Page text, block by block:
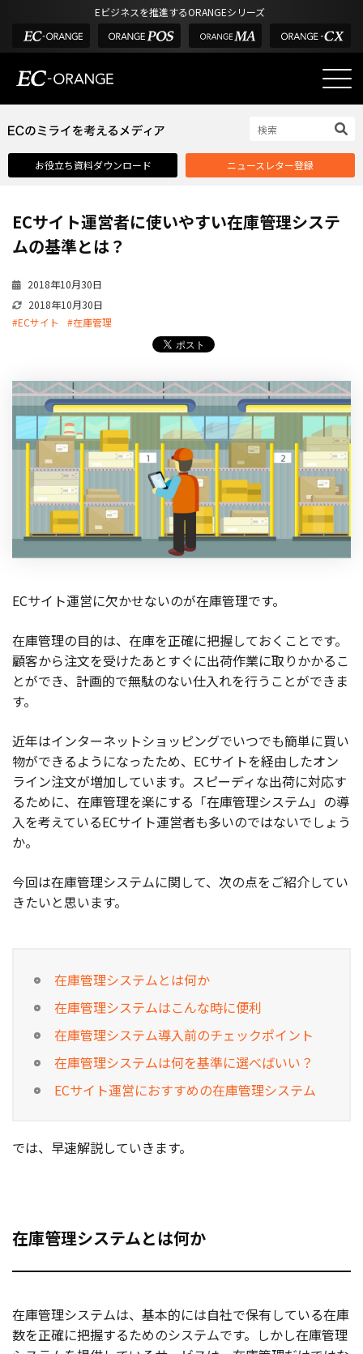
Eビジネスを推進するORANGEシリーズ
選ばれる理由
課題解決例
機能一覧
外部サービス連携
インフラ環境・サポート
特長
ショッピングモール型 EC
マルチテナント、マルチブランドなど
通販受注対応
ECと通販の連動を可能に
EC運用支援
継続的に結果を出し続けるECサイトへ
ライセンス契約
内製化支援
補助金活用支援
お役立ち記事
03-6432-0346
お役立ち資料ダウンロード ニュースレター登録
ECサイト運営者に使いやすい在庫管理システ
ムの基準とは？
2018年10月30日
2018年10月30日
#ECサイト
#在庫管理
ECサイト運営に欠かせないのが在庫管理です。
在庫管理の目的は、在庫を正確に把握しておくことです。
顧客から注文を受けたあとすぐに出荷作業に取りかかるこ
とができ、計画的で無駄のない仕入れを行うことができま
す。
近年はインターネットショッピングでいつでも簡単に買い
物ができるようになったため、ECサイトを経由したオン
ライン注文が増加しています。スピーディな出荷に対応す
るために、在庫管理を楽にする「在庫管理システム」の導
入を考えているECサイト運営者も多いのではないでしょう
か。
今回は在庫管理システムに関して、次の点をご紹介してい
きたいと思います。
在庫管理システムとは何か
在庫管理システムはこんな時に便利
在庫管理システム導入前のチェックポイント
在庫管理システムは何を基準に選べばいい？
ECサイト運営におすすめの在庫管理システム
では、早速解説していきます。
在庫管理システムとは何か
在庫管理システムは、基本的には自社で保有している在庫
数を正確に把握するためのシステムです。しかし在庫管理